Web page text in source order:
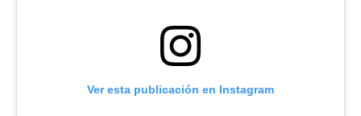
Ver esta publicación en Instagram